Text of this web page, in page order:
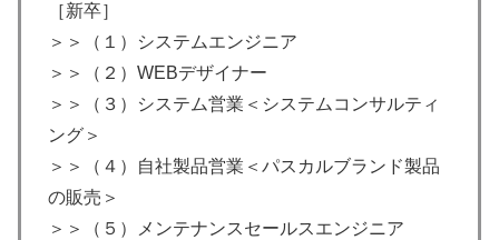
［新卒］
＞＞（１）システムエンジニア
＞＞（２）WEBデザイナー
＞＞（３）システム営業＜システムコンサルティ
ング＞
＞＞（４）自社製品営業＜パスカルブランド製品
の販売＞
＞＞（５）メンテナンスセールスエンジニア